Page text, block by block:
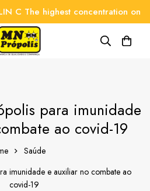
C The highest concentration on the
para imunidade
ao covid-19
Saúde
imunidade e auxiliar no combate ao
covid-19